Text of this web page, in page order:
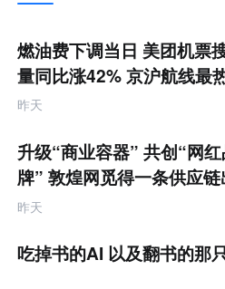
未
来
零
售
跨
境
商
产
业
互
联
网
题
燃油费下调当日 美团机票
量同比涨42% 京沪航线最
昨天
升级“商业容器” 共创“网
牌” 敦煌网觅得一条供应
的新路径
昨天
吃掉书的AI 以及翻书的那